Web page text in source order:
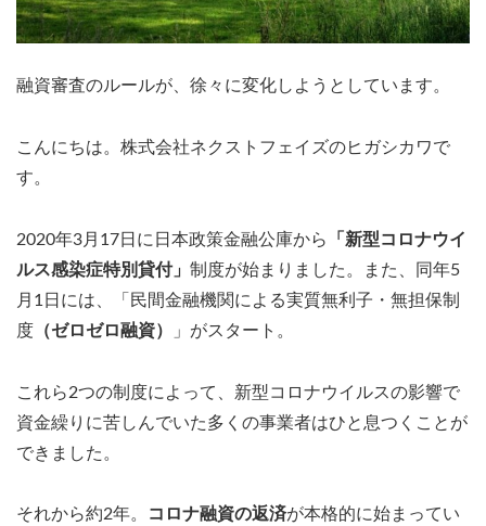
融資審査のルールが、徐々に変化しようとしています。
こんにちは。株式会社ネクストフェイズのヒガシカワで
す。
2020年3月17日に日本政策金融公庫から
「新型コロナウイ
ルス感染症特別貸付」 制度が始まりました。また、同年5
月1日には、「民間金融機関による実質無利子・無担保制
度 （ゼロゼロ融資） 」がスタート。
これら2つの制度によって、新型コロナウイルスの影響で
資金繰りに苦しんでいた多くの事業者はひと息つくことが
できました。
それから約2年。 コロナ融資の返済が本格的に始まってい